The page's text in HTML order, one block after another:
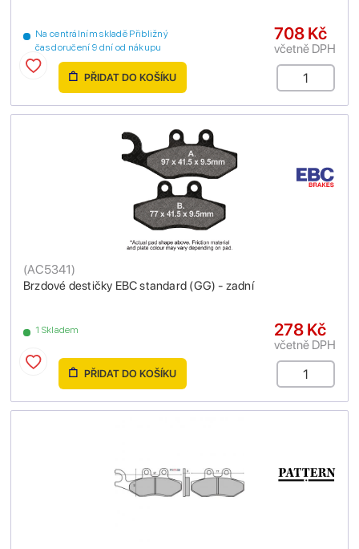
Na centrálním skladě Přibližný
čas doručení 9 dní od nákupu
708 Kč
včetně DPH
PŘIDAT DO KOŠÍKU
Brzdové destičky EBC standard (GG) - zadní
(AC5341)
1 Skladem 278 Kč
včetně DPH
PŘIDAT DO KOŠÍKU